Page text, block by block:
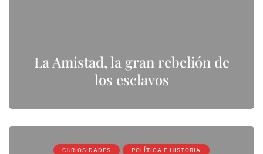
La Amistad, la gran rebelión de
los esclavos
CURIOSIDADES POLÍTICA E HISTORIA